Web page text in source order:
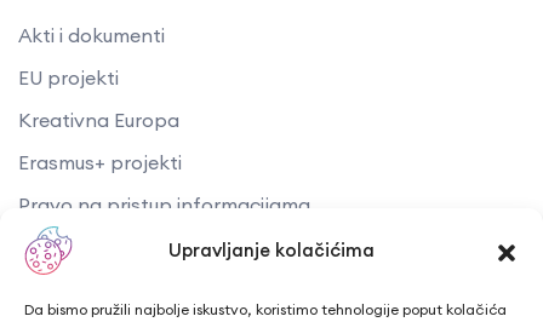
Upravljanje kolačićima
Da bismo pružili najbolje iskustvo, koristimo tehnologije poput kolačića
Akti i dokumenti
EU projekti
Kreativna Europa
Erasmus+ projekti
​​​​​​​Pravo na pristup informacijama
Arhiva objava
Kontaktirajte nas